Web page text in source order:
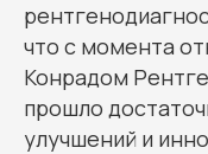
что с момента
Конрадом
прошло
улучшений и